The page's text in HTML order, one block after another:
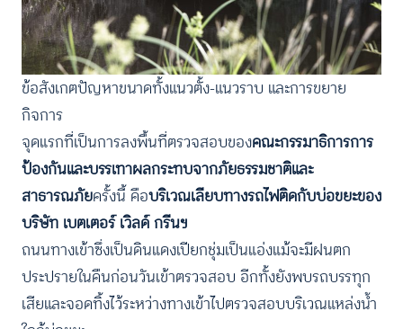
ข้อสังเกตปัญหาขนาดทั้งแนวตั้ง-แนวราบ และการขยาย
กิจการ
จุดแรกที่เป็นการลงพื้นที่ตรวจสอบของคณะกรรมาธิการการ
ป้องกันและบรรเทาผลกระทบจากภัยธรรมชาติและ
สาธารณภัยครั้งนี้ คือบริเวณเลียบทางรถไฟติดกับบ่อขยะของ
บริษัท เบตเตอร์ เวิลด์ กรีนฯ
ถนนทางเข้าซึ่งเป็นดินแดงเปียกชุ่มเป็นแอ่งแม้จะมีฝนตก
ประปรายในคืนก่อนวันเข้าตรวจสอบ อีกทั้งยังพบรถบรรทุก
เสียและจอดทิ้งไว้ระหว่างทางเข้าไปตรวจสอบบริเวณแหล่งน้ำ